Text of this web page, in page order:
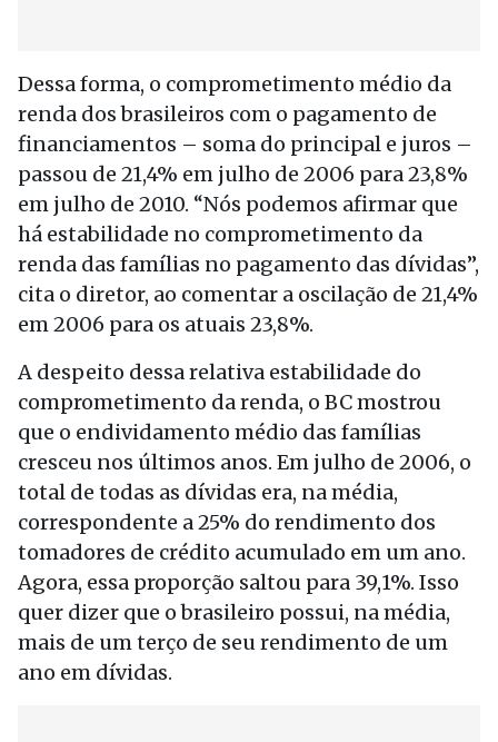
Dessa forma, o comprometimento médio da
renda dos brasileiros com o pagamento de
financiamentos – soma do principal e juros –
passou de 21,4% em julho de 2006 para 23,8%
em julho de 2010. “Nós podemos afirmar que
há estabilidade no comprometimento da
renda das famílias no pagamento das dívidas”,
cita o diretor, ao comentar a oscilação de 21,4%
em 2006 para os atuais 23,8%.
A despeito dessa relativa estabilidade do
comprometimento da renda, o BC mostrou
que o endividamento médio das famílias
cresceu nos últimos anos. Em julho de 2006, o
total de todas as dívidas era, na média,
correspondente a 25% do rendimento dos
tomadores de crédito acumulado em um ano.
Agora, essa proporção saltou para 39,1%. Isso
quer dizer que o brasileiro possui, na média,
mais de um terço de seu rendimento de um
ano em dívidas.